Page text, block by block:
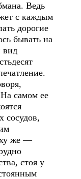
Ведь
с каждым
дорогие
бывать на
вид
самом ее
сосудов,
же —
стоя у